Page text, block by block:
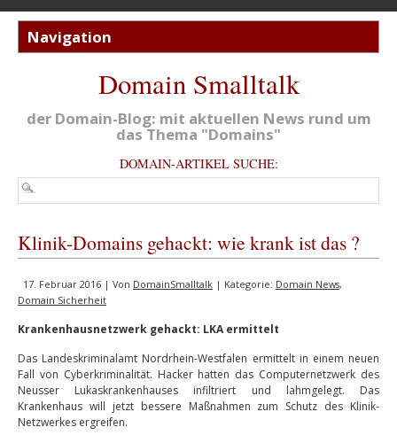
Domain Smalltalk
der Domain-Blog: mit aktuellen News rund um
das Thema "Domains"
DOMAIN-ARTIKEL SUCHE:
Klinik-Domains gehackt: wie krank ist das ?
17. Februar 2016 | Von DomainSmalltalk | Kategorie: Domain News,
Domain Sicherheit
Krankenhausnetzwerk gehackt: LKA ermittelt
Das Landeskriminalamt Nordrhein-Westfalen ermittelt in einem neuen
Fall von Cyberkriminalität. Hacker hatten das Computernetzwerk des
Neusser Lukaskrankenhauses infiltriert und lahmgelegt. Das
Krankenhaus will jetzt bessere Maßnahmen zum Schutz des Klinik-
Netzwerkes ergreifen.